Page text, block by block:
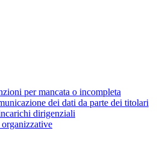
per mancata o incompleta
dei dati da parte dei titolari
dirigenziali